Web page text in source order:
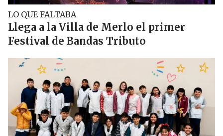
LO QUE FALTABA
Llega a la Villa de Merlo el primer
Festival de Bandas Tributo